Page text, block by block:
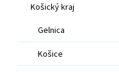
Košický kraj
Gelnica
Košice